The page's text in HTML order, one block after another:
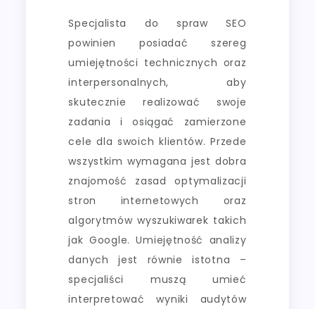
Specjalista do spraw SEO
powinien posiadać szereg
umiejętności technicznych oraz
interpersonalnych, aby
skutecznie realizować swoje
zadania i osiągać zamierzone
cele dla swoich klientów. Przede
wszystkim wymagana jest dobra
znajomość zasad optymalizacji
stron internetowych oraz
algorytmów wyszukiwarek takich
jak Google. Umiejętność analizy
danych jest równie istotna –
specjaliści muszą umieć
interpretować wyniki audytów